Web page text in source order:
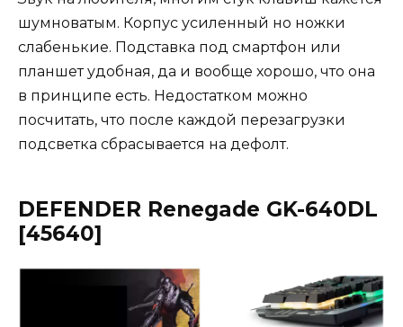
шумноватым. Корпус усиленный но ножки
слабенькие. Подставка под смартфон или
планшет удобная, да и вообще хорошо, что она
в принципе есть. Недостатком можно
посчитать, что после каждой перезагрузки
подсветка сбрасывается на дефолт.
DEFENDER Renegade GK-640DL
[45640]